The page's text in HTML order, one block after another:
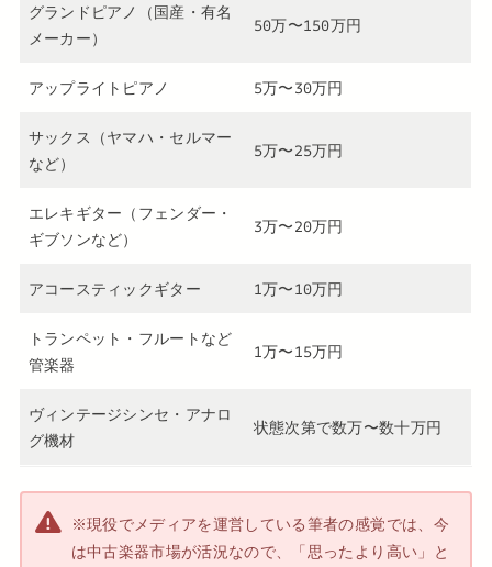
グランドピアノ（国産・有名
メーカー）
50万〜150万円
アップライトピアノ 5万〜30万円
サックス（ヤマハ・セルマー
など）
5万〜25万円
エレキギター（フェンダー・
ギブソンなど）
3万〜20万円
アコースティックギター 1万〜10万円
トランペット・フルートなど
管楽器
1万〜15万円
ヴィンテージシンセ・アナロ
グ機材
状態次第で数万〜数十万円
※現役でメディアを運営している筆者の感覚では、今
は中古楽器市場が活況なので、「思ったより高い」と